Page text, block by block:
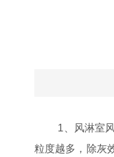
1、风淋室风力
粒度越多，除灰